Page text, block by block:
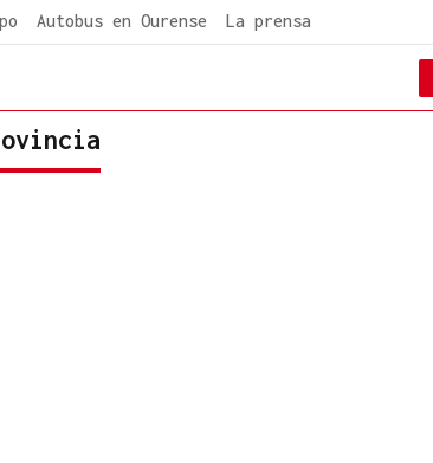
Autobus en Ourense La prensa